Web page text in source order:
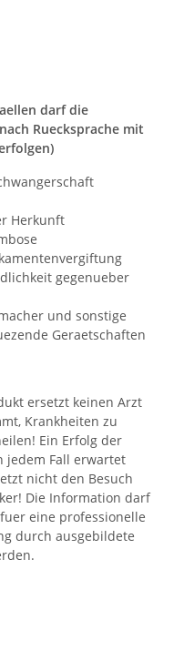
darf die
Ruecksprache mit
Herkunft
gegenueber
und sonstige
Geraetschaften
ersetzt keinen Arzt
Krankheiten zu
Ein Erfolg der
jedem Fall erwartet
nicht den Besuch
Die Information darf
eine professionelle
durch ausgebildete